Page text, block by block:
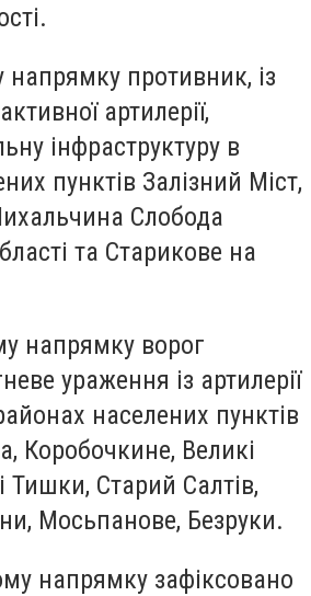
напрямку противник, із
артилерії,
інфраструктуру в
пунктів Залізний Міст,
Слобода
та Старикове на
напрямку ворог
ураження із артилерії
населених пунктів
Коробочкине, Великі
Тишки, Старий Салтів,
Мосьпанове, Безруки.
напрямку зафіксовано